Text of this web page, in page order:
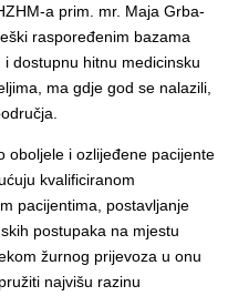
a prim. mr. Maja Grba-
raspoređenim bazama
dostupnu hitnu medicinsku
ma gdje god se nalazili,
oboljele i ozlijeđene pacijente
kvalificiranom
pacijentima, postavljanje
postupaka na mjestu
žurnog prijevoza u onu
najvišu razinu